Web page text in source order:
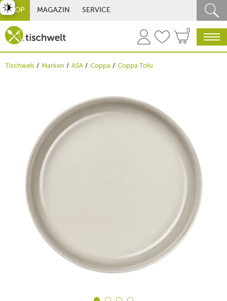
SHOP MAGAZIN SERVICE
0
Tischwelt Marken ASA Coppa Coppa Tofu
umschalten